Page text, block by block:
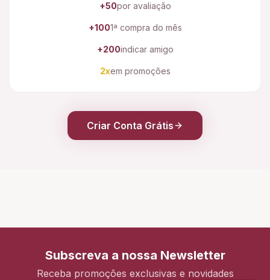
+50por avaliação
+1001ª compra do mês
+200indicar amigo
2xem promoções
Criar Conta Grátis
Subscreva a nossa Newsletter
Receba promoções exclusivas e novidades